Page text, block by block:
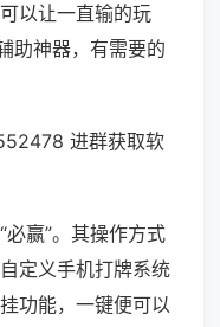
以让一直输的玩
助神器，有需要的
进群获取软
赢”。其操作方式
定义手机打牌系统
功能，一键便可以